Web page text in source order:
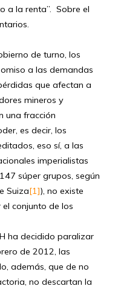
a la renta”. Sobre el
de turno, los
a las demandas
que afectan a
mineros y
una fracción
es decir, los
eso sí, a las
imperialistas
súper grupos, según
Suiza[1]), no existe
conjunto de los
ha decidido paralizar
de 2012, las
además, que de no
no descartan la